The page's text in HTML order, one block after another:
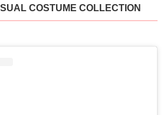
COSTUME COLLECTION